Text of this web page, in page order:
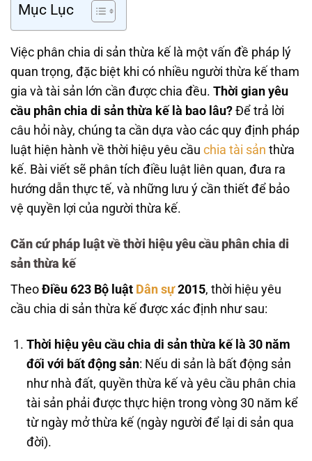
Mục Lục
Việc phân chia di sản thừa kế là một vấn đề pháp lý
quan trọng, đặc biệt khi có nhiều người thừa kế tham
gia và tài sản lớn cần được chia đều. Thời gian yêu
cầu phân chia di sản thừa kế là bao lâu? Để trả lời
câu hỏi này, chúng ta cần dựa vào các quy định pháp
luật hiện hành về thời hiệu yêu cầu chia tài sản thừa
kế. Bài viết sẽ phân tích điều luật liên quan, đưa ra
hướng dẫn thực tế, và những lưu ý cần thiết để bảo
vệ quyền lợi của người thừa kế.
Căn cứ pháp luật về thời hiệu yêu cầu phân chia di
sản thừa kế
Theo Điều 623 Bộ luật Dân sự2015, thời hiệu yêu
cầu chia di sản thừa kế được xác định như sau:
Thời hiệu yêu cầu chia di sản thừa kế là 30 năm
đối với bất động sản: Nếu di sản là bất động sản
như nhà đất, quyền thừa kế và yêu cầu phân chia
tài sản phải được thực hiện trong vòng 30 năm kể
từ ngày mở thừa kế (ngày người để lại di sản qua
đời).